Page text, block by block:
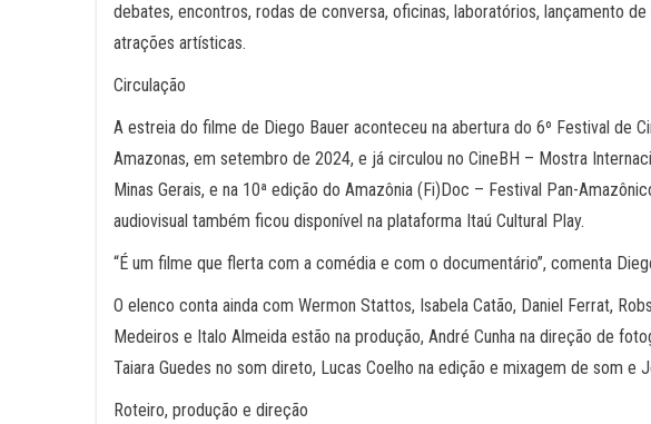
debates, encontros, rodas de conversa, oficinas, laboratórios, lançamento
atrações artísticas.
Circulação
A estreia do filme de Diego Bauer aconteceu na abertura do 6º Festival de
Amazonas, em setembro de 2024, e já circulou no CineBH – Mostra
Minas Gerais, e na 10ª edição do Amazônia (Fi)Doc – Festival Pan-
audiovisual também ficou disponível na plataforma Itaú Cultural Play.
“É um filme que flerta com a comédia e com o documentário”, comenta
O elenco conta ainda com Wermon Stattos, Isabela Catão, Daniel Ferrat,
Medeiros e Italo Almeida estão na produção, André Cunha na direção de
Taiara Guedes no som direto, Lucas Coelho na edição e mixagem de som e
Roteiro, produção e direção